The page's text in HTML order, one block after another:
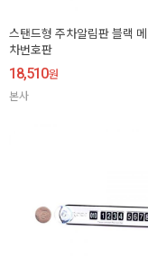
스탠드형 주차알림판 블랙
차번호판
18,510원
본사